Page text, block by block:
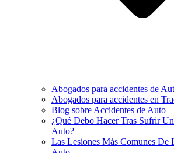
Abogados para accidentes de
Abogados para accidentes en
Blog sobre Accidentes de Auto
¿Qué Debo Hacer Tras Sufrir
Auto?
Las Lesiones Más Comunes De